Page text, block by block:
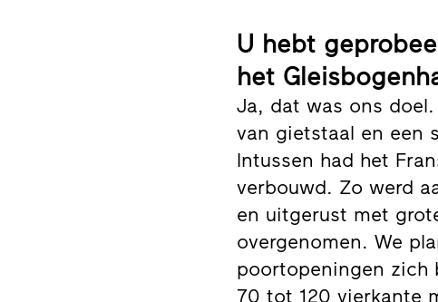
U hebt
het
Ja, dat was ons
van gietstaal en een
Intussen had het
verbouwd. Zo werd
en uitgerust met
overgenomen. We
poortopeningen zich
70 tot 120 vierkante